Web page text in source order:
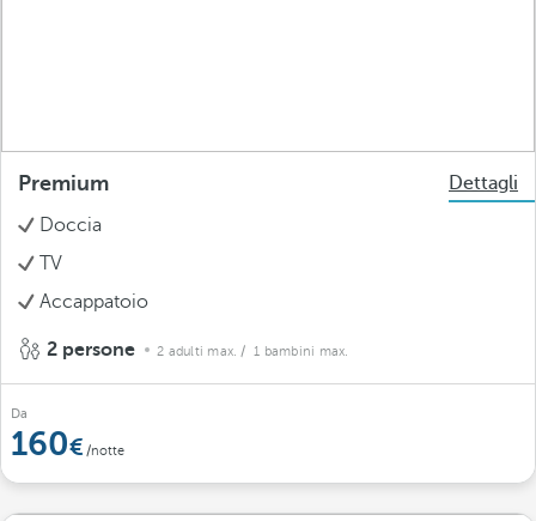
Premium
Dettagli
Doccia
TV
Accappatoio
2 persone 2 adulti max. / 1 bambini max.
Da
160 /notte